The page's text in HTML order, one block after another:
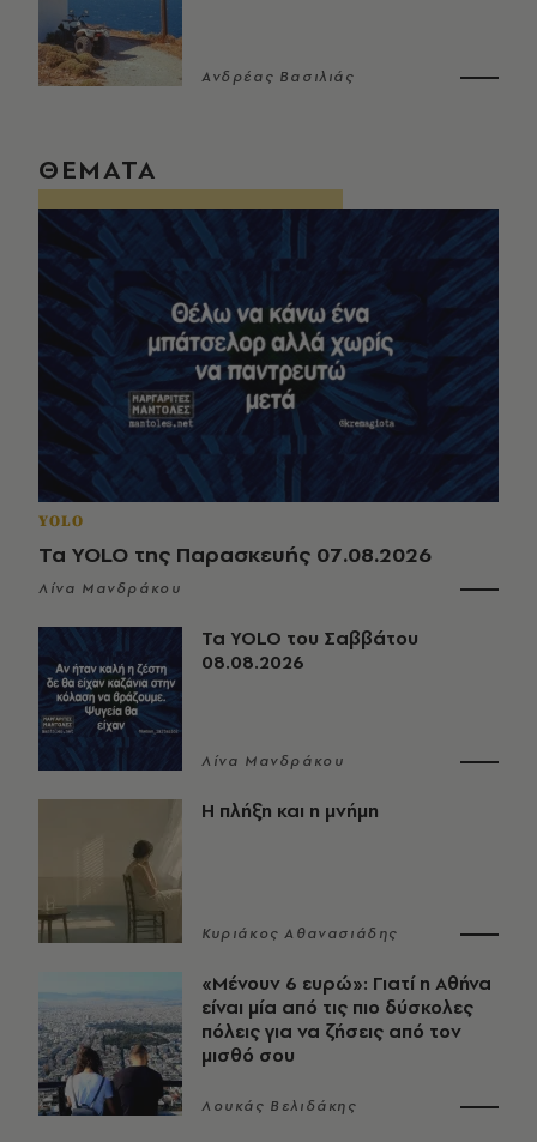
Ανδρέας Βασιλιάς
ΘΕΜΑΤΑ
YOLO
Τα YOLO της Παρασκευής 07.08.2026
Λίνα Μανδράκου
Τα YOLO του Σαββάτου
08.08.2026
Λίνα Μανδράκου
Η πλήξη και η μνήμη
Κυριάκος Αθανασιάδης
«Μένουν 6 ευρώ»: Γιατί η Αθήνα
είναι μία από τις πιο δύσκολες
πόλεις για να ζήσεις από τον
μισθό σου
Λουκάς Βελιδάκης